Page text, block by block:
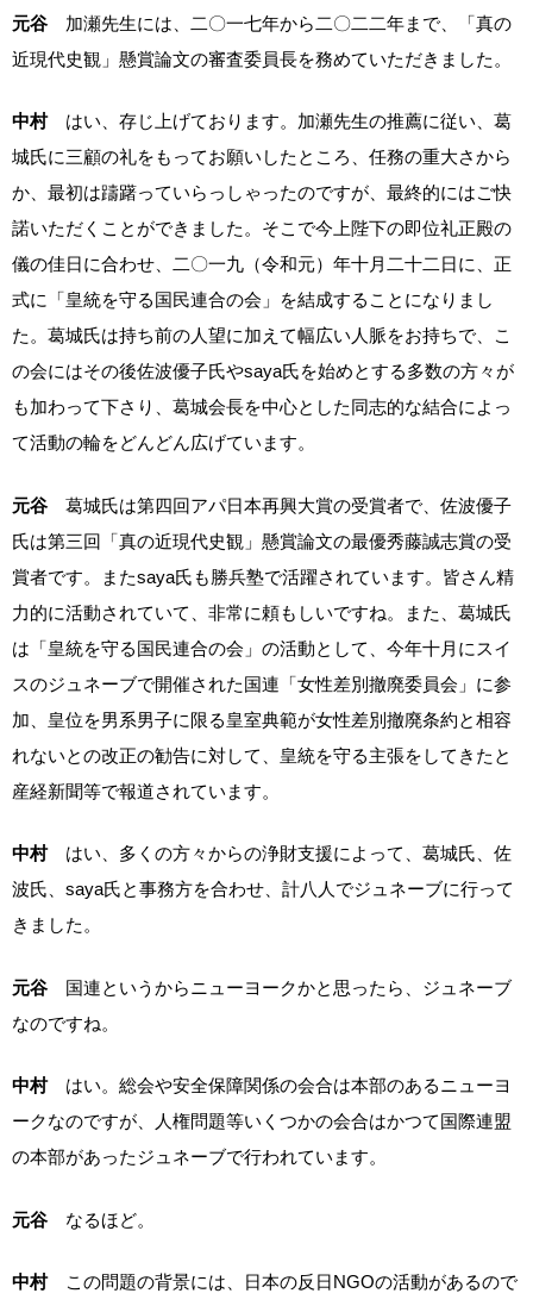
元谷 加瀬先生には、二〇一七年から二〇二二年まで、「真の
近現代史観」懸賞論文の審査委員長を務めていただきました。
中村 はい、存じ上げております。加瀬先生の推薦に従い、葛
城氏に三顧の礼をもってお願いしたところ、任務の重大さから
か、最初は躊躇っていらっしゃったのですが、最終的にはご快
諾いただくことができました。そこで今上陛下の即位礼正殿の
儀の佳日に合わせ、二〇一九（令和元）年十月二十二日に、正
式に「皇統を守る国民連合の会」を結成することになりまし
た。葛城氏は持ち前の人望に加えて幅広い人脈をお持ちで、こ
の会にはその後佐波優子氏やsaya氏を始めとする多数の方々が
も加わって下さり、葛城会長を中心とした同志的な結合によっ
て活動の輪をどんどん広げています。
元谷 葛城氏は第四回アパ日本再興大賞の受賞者で、佐波優子
氏は第三回「真の近現代史観」懸賞論文の最優秀藤誠志賞の受
賞者です。またsaya氏も勝兵塾で活躍されています。皆さん精
力的に活動されていて、非常に頼もしいですね。また、葛城氏
は「皇統を守る国民連合の会」の活動として、今年十月にスイ
スのジュネーブで開催された国連「女性差別撤廃委員会」に参
加、皇位を男系男子に限る皇室典範が女性差別撤廃条約と相容
れないとの改正の勧告に対して、皇統を守る主張をしてきたと
産経新聞等で報道されています。
中村 はい、多くの方々からの浄財支援によって、葛城氏、佐
波氏、saya氏と事務方を合わせ、計八人でジュネーブに行って
きました。
元谷 国連というからニューヨークかと思ったら、ジュネーブ
なのですね。
中村 はい。総会や安全保障関係の会合は本部のあるニューヨ
ークなのですが、人権問題等いくつかの会合はかつて国際連盟
の本部があったジュネーブで行われています。
元谷 なるほど。
中村
この問題の背景には、日本の反日NGOの活動があるので